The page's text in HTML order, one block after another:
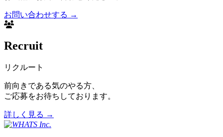
お問い合わせする →
Recruit
リクルート
前向きである気のやる方、
ご応募をお待ちしております。
詳しく見る →